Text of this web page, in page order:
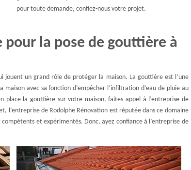
pour toute demande, confiez-nous votre projet.
pour la pose de gouttière à
jouent un grand rôle de protéger la maison. La gouttière est l’une
avec sa fonction d’empêcher l’infiltration d’eau de pluie au
place la gouttière sur votre maison, faites appel à l’entreprise de
l’entreprise de Rodolphe Rénovation est réputée dans ce domaine
et expérimentés. Donc, ayez confiance à l’entreprise de